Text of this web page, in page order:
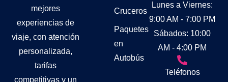
mejores
experiencias de
viaje, con atención
personalizada,
tarifas
competitivas y un
Cruceros
Paquetes
en
Autobús
Lunes a Viernes:
9:00 AM - 7:00 PM
Sábados: 10:00
AM - 4:00 PM
Teléfonos